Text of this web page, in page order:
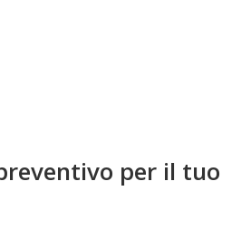
per il tuo